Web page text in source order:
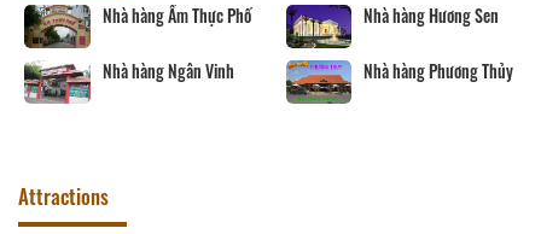
Nhà hàng Ẩm Thực Phố Nhà hàng Hương Sen
Nhà hàng Ngân Vinh Nhà hàng Phương Thủy
Attractions